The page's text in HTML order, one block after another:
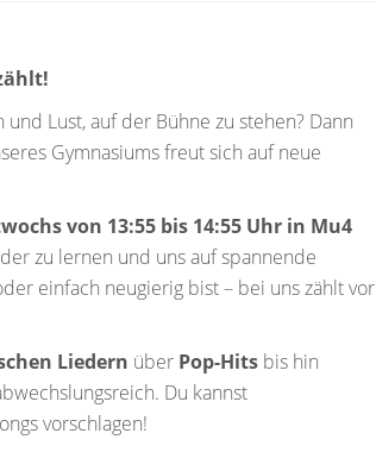
Lust, auf der Bühne zu stehen? Dann
Gymnasiums freut sich auf neue
von 13:55 bis 14:55 Uhr in Mu4
zu lernen und uns auf spannende
einfach neugierig bist – bei uns zählt vor
Liedern über Pop-Hits bis hin
Du kannst
vorschlagen!